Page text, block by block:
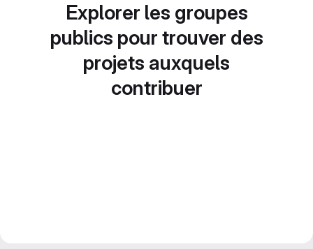
Explorer les groupes
publics pour trouver des
projets auxquels
contribuer